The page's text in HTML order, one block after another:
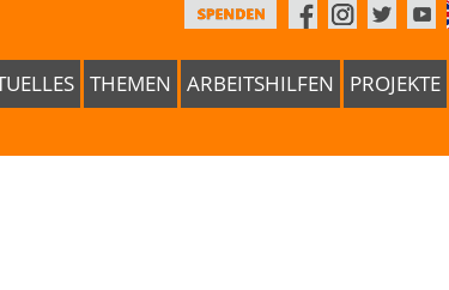
THEMEN ARBEITSHILFEN PROJEKTE